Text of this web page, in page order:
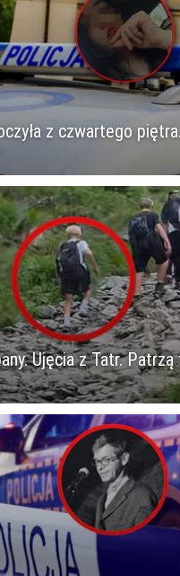
z czwartego
Ujęcia z Tatr.